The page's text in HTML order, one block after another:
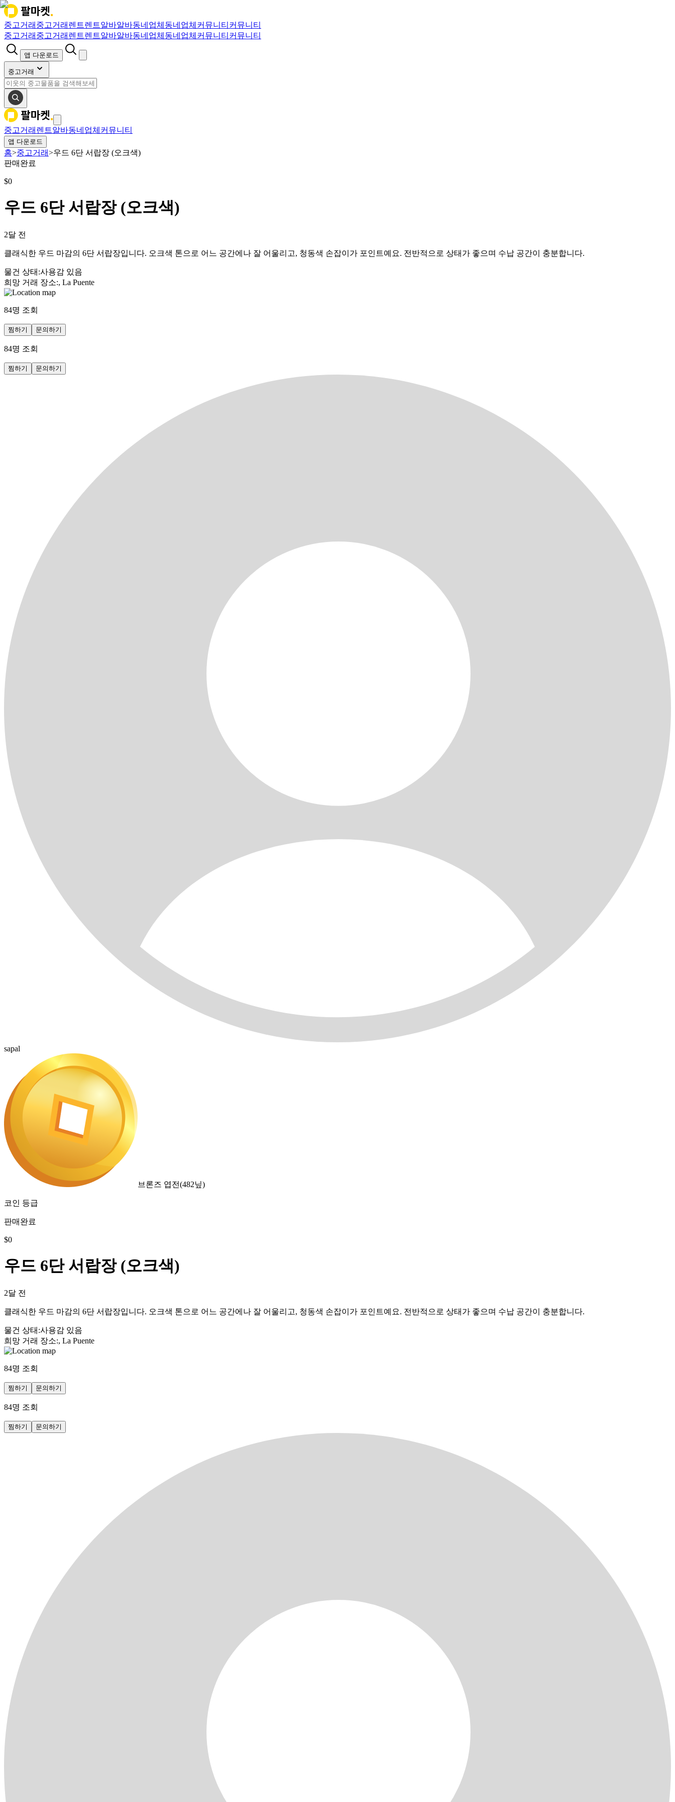
중고거래 중고거래 렌트렌트알바알바동네업체 동네업체 커뮤니티 커뮤니티
중고거래 중고거래 렌트렌트알바알바동네업체 동네업체 커뮤니티 커뮤니티
앱 다운로드
중고거래
중고거래 렌트알바동네업체 커뮤니티
앱 다운로드
홈>중고거래>우드 6단 서랍장 (오크색)
판매완료
$0
우드 6단 서랍장 (오크색)
2달 전
클래식한 우드 마감의 6단 서랍장입니다. 오크색 톤으로 어느 공간에나 잘 어울리고, 청동색 손잡이가 포인트예요. 전반적으로 상태가 좋으며 수납 공간이 충분합니다.
물건 상태 :사용감 있음
희망 거래 장소:, La Puente
84명 조회
찜하기 문의하기
84명 조회
찜하기 문의하기
sapal
브론즈 엽전(482닢)
코인 등급
판매완료
$0
우드 6단 서랍장 (오크색)
2달 전
클래식한 우드 마감의 6단 서랍장입니다. 오크색 톤으로 어느 공간에나 잘 어울리고, 청동색 손잡이가 포인트예요. 전반적으로 상태가 좋으며 수납 공간이 충분합니다.
물건 상태 :사용감 있음
희망 거래 장소:, La Puente
84명 조회
찜하기 문의하기
84명 조회
찜하기 문의하기